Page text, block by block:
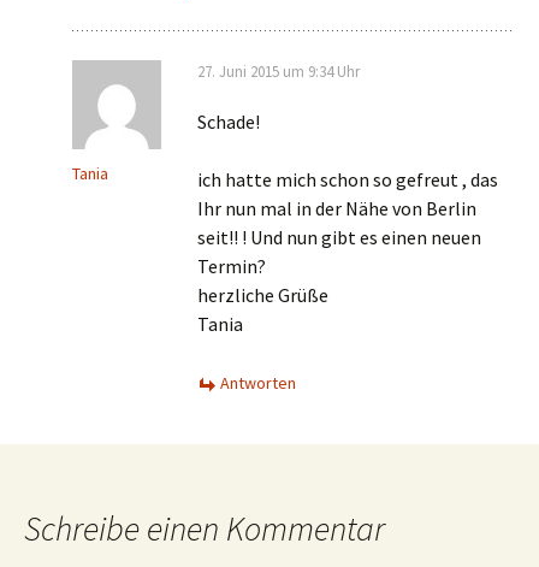
Tania
27. Juni 2015 um 9:34 Uhr
Schade!
ich hatte mich schon so gefreut , das
Ihr nun mal in der Nähe von Berlin
seit!! ! Und nun gibt es einen neuen
Termin?
herzliche Grüße
Tania
Antworten
Schreibe einen Kommentar